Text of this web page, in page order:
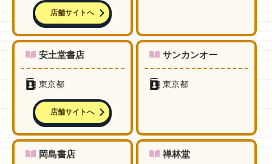
店舗サイトへ
安土堂書店
東京都
店舗サイトへ
サンカンオー
東京都
岡島書店 禅林堂